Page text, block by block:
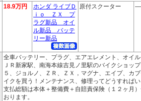
18.9万円
ホンダ ライブＤ
ｉｏ ＺＸ プ
ラグ新品 オイ
ル新品 バッテ
リー新品
原付スクーター ―
全車バッテリー、プラグ、エアエレメント、オイ
ＪＲ新家駅、南海本線吉見ノ里駅のバイクショッ
５、ジョルノ、ＺＲ、ＺＸ，マグナ、エイプ、カ
イクを買う！メンテナンス、修理ってどうすれば
支払総額は本体＋整備費＋自賠責保険（１２ヶ月
おります。